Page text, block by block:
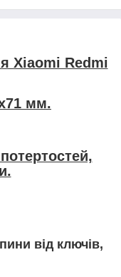
Xiaomi Redmi
мм.
від ключів,